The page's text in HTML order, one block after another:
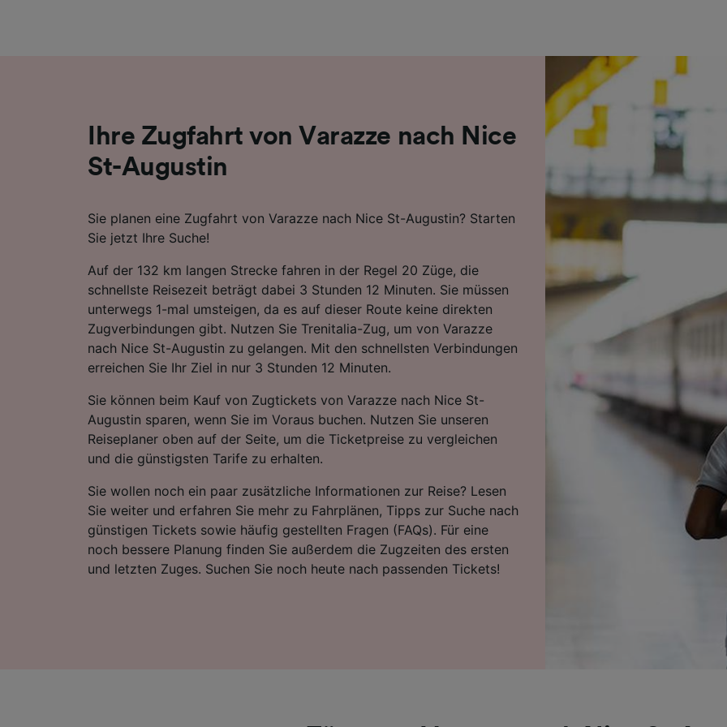
Ihre Zugfahrt von Varazze nach Nice
St-Augustin
Sie planen eine Zugfahrt von Varazze nach Nice St-Augustin? Starten
Sie jetzt Ihre Suche!
Auf der 132 km langen Strecke fahren in der Regel 20 Züge, die
schnellste Reisezeit beträgt dabei 3 Stunden 12 Minuten. Sie müssen
unterwegs 1-mal umsteigen, da es auf dieser Route keine direkten
Zugverbindungen gibt. Nutzen Sie Trenitalia-Zug, um von Varazze
nach Nice St-Augustin zu gelangen. Mit den schnellsten Verbindungen
erreichen Sie Ihr Ziel in nur 3 Stunden 12 Minuten.
Sie können beim Kauf von Zugtickets von Varazze nach Nice St-
Augustin sparen, wenn Sie im Voraus buchen. Nutzen Sie unseren
Reiseplaner oben auf der Seite, um die Ticketpreise zu vergleichen
und die günstigsten Tarife zu erhalten.
Sie wollen noch ein paar zusätzliche Informationen zur Reise? Lesen
Sie weiter und erfahren Sie mehr zu Fahrplänen, Tipps zur Suche nach
günstigen Tickets sowie häufig gestellten Fragen (FAQs). Für eine
noch bessere Planung finden Sie außerdem die Zugzeiten des ersten
und letzten Zuges. Suchen Sie noch heute nach passenden Tickets!